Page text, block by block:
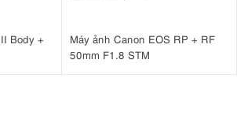
Body +
Máy ảnh Canon EOS RP + RF
50mm F1.8 STM